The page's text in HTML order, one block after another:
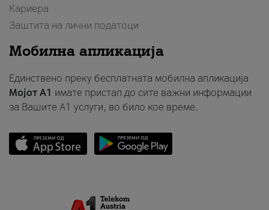
Кариера
Заштита на лични податоци
Мобилна апликација
Единствено преку бесплатната мобилна апликација
Мојот A1 имате пристап до сите важни информации
за Вашите A1 услуги, во било кое време.